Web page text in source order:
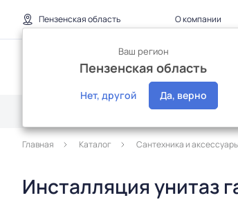
Пензенская область
Ваш регион
Пензенская область
Нет, другой Да, верно
О компании
Дилерам Акции
Главная Каталог Сантехника и
Инсталляция унитаз